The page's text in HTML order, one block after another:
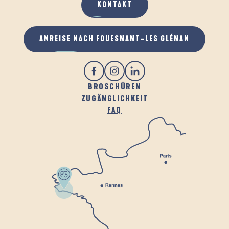
BROSCHÜREN
ZUGÄNGLICHKEIT
FAQ
KONTAKT
ANREISE NACH FOUESNANT-LES GLÉNAN